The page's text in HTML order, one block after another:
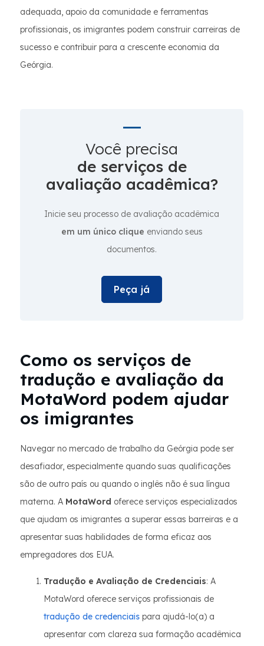
adequada, apoio da comunidade e ferramentas
profissionais, os imigrantes podem construir carreiras de
sucesso e contribuir para a crescente economia da
Geórgia.
Você precisa
de serviços de
avaliação acadêmica?
Inicie seu processo de avaliação acadêmica
em um único clique enviando seus
documentos.
Peça já
Como os serviços de
tradução e avaliação da
MotaWord podem ajudar
os imigrantes
Navegar no mercado de trabalho da Geórgia pode ser
desafiador, especialmente quando suas qualificações
são de outro país ou quando o inglês não é sua língua
materna. A MotaWord oferece serviços especializados
que ajudam os imigrantes a superar essas barreiras e a
apresentar suas habilidades de forma eficaz aos
empregadores dos EUA.
Tradução e Avaliação de Credenciais: A
MotaWord oferece serviços profissionais de
tradução de credenciais para ajudá-lo(a) a
apresentar com clareza sua formação acadêmica